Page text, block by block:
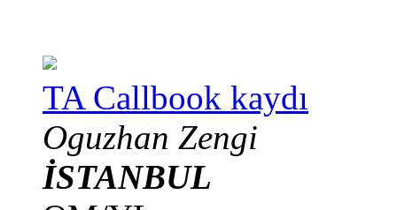
TA Callbook kaydı
Oguzhan Zengi
İSTANBUL